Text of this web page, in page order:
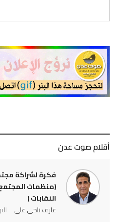
أقلام صوت عدن
فكرة لشراكة
(منظمات
النقابات )
عارف ناجي علي